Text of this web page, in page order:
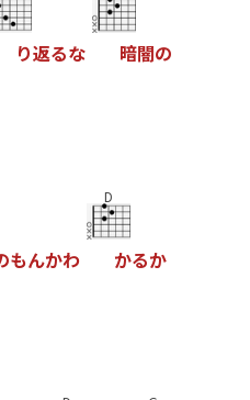
り返るな 暗闇の
もんかわ
D
かるか